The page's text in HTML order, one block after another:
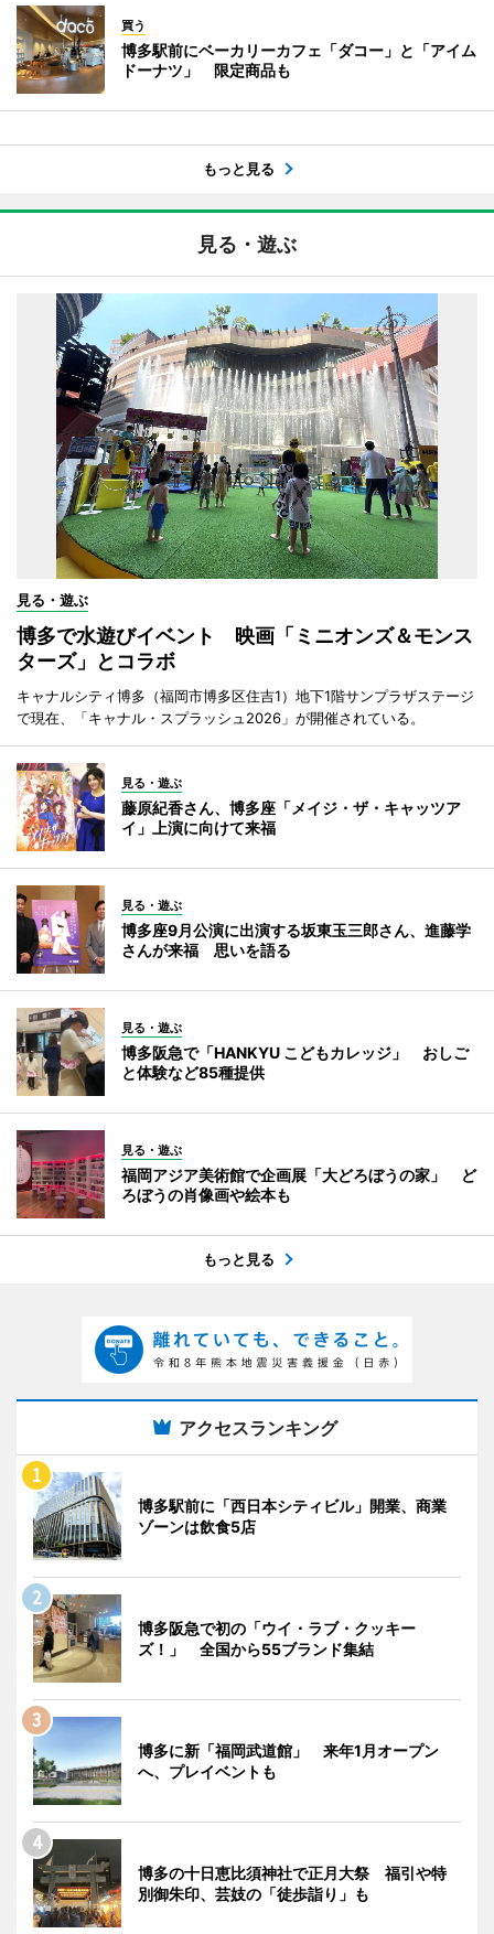
買う
博多駅前にベーカリーカフェ「ダコー」と「アイム
ドーナツ」 限定商品も
もっと見る
見る・遊ぶ
見る・遊ぶ
博多で水遊びイベント 映画「ミニオンズ＆モンス
ターズ」とコラボ
キャナルシティ博多（福岡市博多区住吉1）地下1階サンプラザステージ
で現在、「キャナル・スプラッシュ2026」が開催されている。
見る・遊ぶ
藤原紀香さん、博多座「メイジ・ザ・キャッツア
イ」上演に向けて来福
見る・遊ぶ
博多座9月公演に出演する坂東玉三郎さん、進藤学
さんが来福 思いを語る
見る・遊ぶ
博多阪急で「HANKYU こどもカレッジ」 おしご
と体験など85種提供
見る・遊ぶ
福岡アジア美術館で企画展「大どろぼうの家」 ど
ろぼうの肖像画や絵本も
もっと見る
アクセスランキング
博多駅前に「西日本シティビル」開業、商業
ゾーンは飲食5店
博多阪急で初の「ウイ・ラブ・クッキー
ズ！」 全国から55ブランド集結
博多に新「福岡武道館」 来年1月オープン
へ、プレイベントも
博多の十日恵比須神社で正月大祭 福引や特
別御朱印、芸妓の「徒歩詣り」も